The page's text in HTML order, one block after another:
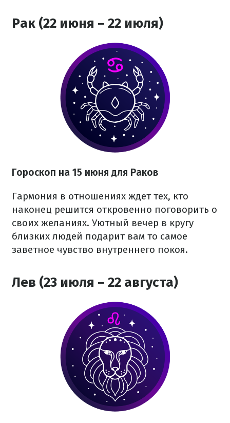
Рак (22 июня – 22 июля)
Гороскоп на 15 июня для Раков
Гармония в отношениях ждет тех, кто
наконец решится откровенно поговорить о
своих желаниях. Уютный вечер в кругу
близких людей подарит вам то самое
заветное чувство внутреннего покоя.
Лев (23 июля – 22 августа)